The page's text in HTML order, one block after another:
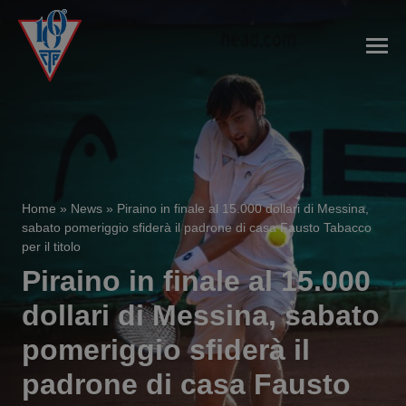
Home » News » Piraino in finale al 15.000 dollari di Messina,
sabato pomeriggio sfiderà il padrone di casa Fausto Tabacco
per il titolo
Piraino in finale al 15.000
dollari di Messina, sabato
pomeriggio sfiderà il
padrone di casa Fausto